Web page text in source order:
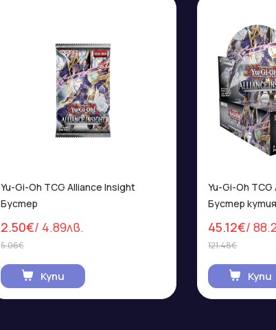
Yu-Gi-Oh TCG Alliance Insight
Бустер
2.50€/ 4.89лв.
5.06€
Купи
Yu-Gi-Oh
Бустер
45.12€/
121.48€
Купи